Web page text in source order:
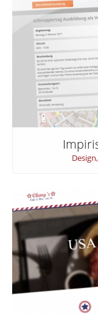
Design,